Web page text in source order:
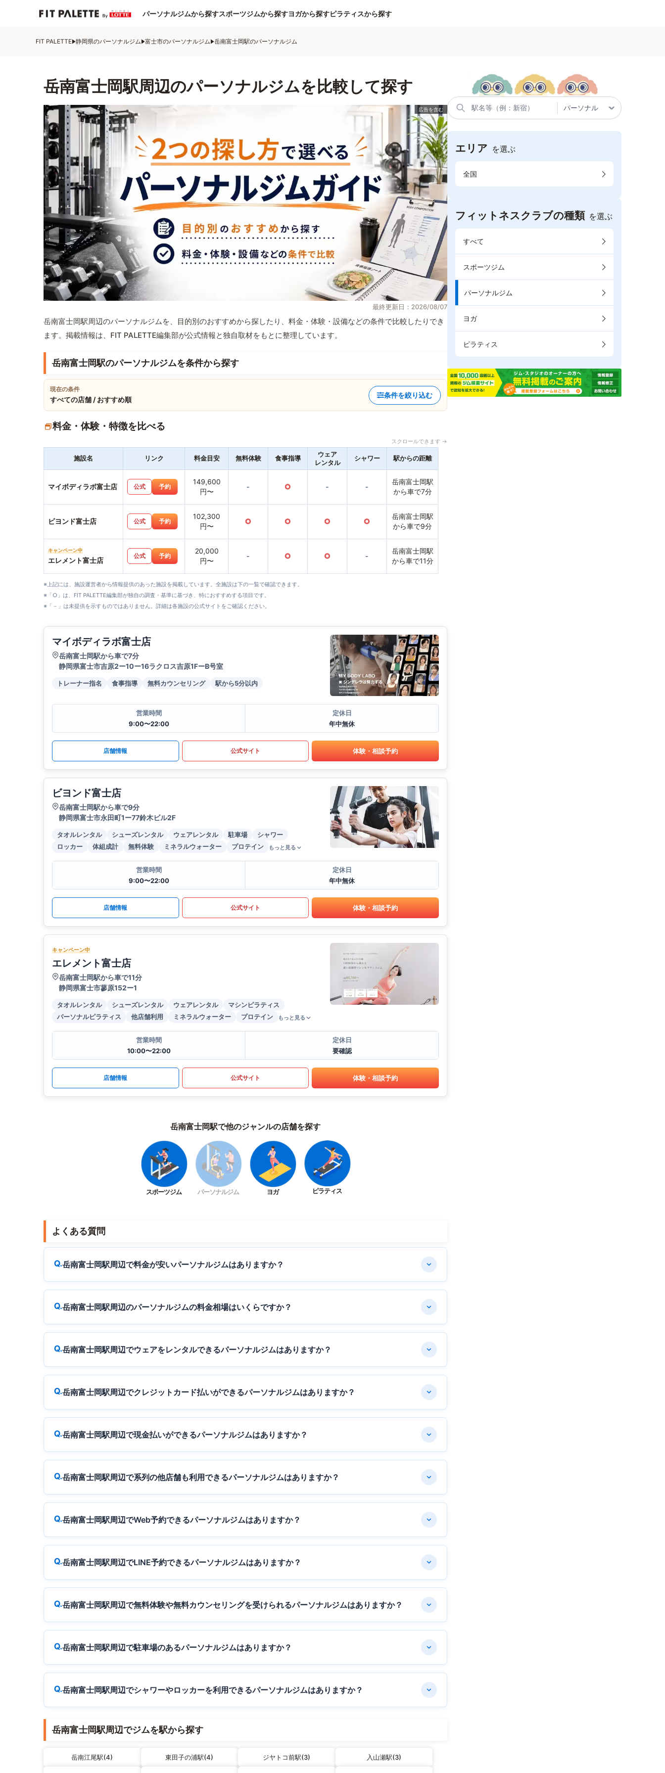
パーソナルジムから探すスポーツジムから探すヨガから探すピラティスから探す
FIT PALETTE 静岡県のパーソナルジム 富士市のパーソナルジム 岳南富士岡駅のパーソナルジム
岳南富士岡駅周辺のパーソナルジムを比較して探す
最終更新日：2026/08/07
岳南富士岡駅周辺のパーソナルジムを、目的別のおすすめから探したり、料金・体験・設備などの条件で比較したりでき
ます。掲載情報は、FIT PALETTE編集部が公式情報と独自取材をもとに整理しています。
岳南富士岡駅のパーソナルジムを条件から探す
現在の条件
すべての店舗 / おすすめ順
条件を絞り込む
料金・体験・特徴を比べる
スクロールできます →
施設名 リンク 料金目安 無料体験 食事指導
ウェア
レンタル
シャワー 駅からの距離
マイボディラボ富士店 公式 予約
149,600
円〜
- ○ - -
岳南富士岡駅
から車で7分
ビヨンド富士店 公式 予約
102,300
円〜
○ ○ ○ ○
岳南富士岡駅
から車で9分
キャンペーン中
エレメント富士店
公式 予約
20,000
円〜
- ○ ○ -
岳南富士岡駅
から車で11分
※上記には、施設運営者から情報提供のあった施設を掲載しています。全施設は下の一覧で確認できます。
※「○」は、FIT PALETTE編集部が独自の調査・基準に基づき、特におすすめする項目です。
※「－」は未提供を示すものではありません。詳細は各施設の公式サイトをご確認ください。
マイボディラボ富士店
岳南富士岡駅から車で7分
静岡県富士市吉原2ー10ー16ラクロス吉原1FーB号室
トレーナー指名 食事指導 無料カウンセリング 駅から5分以内
営業時間
9:00〜22:00
定休日
年中無休
店舗情報 公式サイト 体験・相談予約
ビヨンド富士店
岳南富士岡駅から車で9分
静岡県富士市永田町1ー77鈴木ビル2F
タオルレンタル シューズレンタル ウェアレンタル 駐車場
シャワー
ロッカー
体組成計 無料体験 ミネラルウォーター プロテイン もっと見る
営業時間
9:00〜22:00
定休日
年中無休
店舗情報 公式サイト 体験・相談予約
キャンペーン中
エレメント富士店
岳南富士岡駅から車で11分
静岡県富士市蓼原152ー1
タオルレンタル シューズレンタル ウェアレンタル
マシンピラティス
パーソナルピラティス
他店舗利用 ミネラルウォーター プロテイン もっと見る
営業時間
10:00〜22:00
定休日
要確認
店舗情報 公式サイト 体験・相談予約
岳南富士岡駅で他のジャンルの店舗を探す
スポーツジム パーソナルジム ヨガ ピラティス
よくある質問
岳南富士岡駅周辺で料金が安いパーソナルジムはありますか？
岳南富士岡駅周辺のパーソナルジムの料金相場はいくらですか？
岳南富士岡駅周辺でウェアをレンタルできるパーソナルジムはありますか？
岳南富士岡駅周辺でクレジットカード払いができるパーソナルジムはありますか？
岳南富士岡駅周辺で現金払いができるパーソナルジムはありますか？
岳南富士岡駅周辺で系列の他店舗も利用できるパーソナルジムはありますか？
岳南富士岡駅周辺でWeb予約できるパーソナルジムはありますか？
岳南富士岡駅周辺でLINE予約できるパーソナルジムはありますか？
岳南富士岡駅周辺で無料体験や無料カウンセリングを受けられるパーソナルジムはありますか？
岳南富士岡駅周辺で駐車場のあるパーソナルジムはありますか？
岳南富士岡駅周辺でシャワーやロッカーを利用できるパーソナルジムはありますか？
岳南富士岡駅周辺でジムを駅から探す
岳南江尾駅(4) 東田子の浦駅(4) ジヤトコ前駅(3) 入山瀬駅(3)
エリア を選ぶ
全国
フィットネスクラブの種類 を選ぶ
すべて
スポーツジム
パーソナルジム
ヨガ
ピラティス